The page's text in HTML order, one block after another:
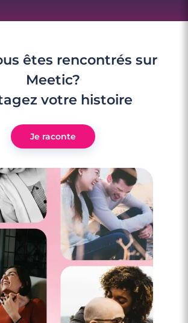
êtes rencontrés sur
Meetic?
votre histoire
Je raconte